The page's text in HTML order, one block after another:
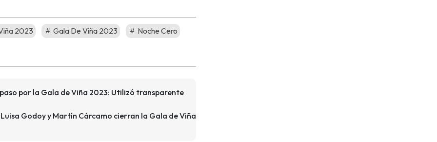
2023 Gala De Viña 2023 Noche Cero
por la Gala de Viña 2023: Utilizó transparente
Godoy y Martín Cárcamo cierran la Gala de Viña